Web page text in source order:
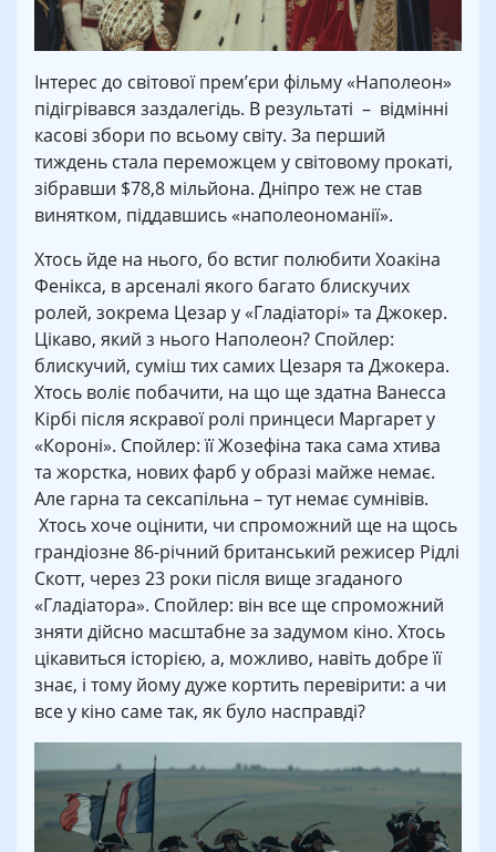
Інтерес до світової прем’єри фільму «Наполеон»
підігрівався заздалегідь. В результаті – відмінні
касові збори по всьому світу. За перший
тиждень стала переможцем у світовому прокаті,
зібравши $78,8 мільйона. Дніпро теж не став
винятком, піддавшись «наполеономанії».
Хтось йде на нього, бо встиг полюбити Хоакіна
Фенікса, в арсеналі якого багато блискучих
ролей, зокрема Цезар у «Гладіаторі» та Джокер.
Цікаво, який з нього Наполеон? Спойлер:
блискучий, суміш тих самих Цезаря та Джокера.
Хтось воліє побачити, на що ще здатна Ванесса
Кірбі після яскравої ролі принцеси Маргарет у
«Короні». Спойлер: її Жозефіна така сама хтива
та жорстка, нових фарб у образі майже немає.
Але гарна та сексапільна – тут немає сумнівів.
Хтось хоче оцінити, чи спроможний ще на щось
грандіозне 86-річний британський режисер Рідлі
Скотт, через 23 роки після вище згаданого
«Гладіатора». Спойлер: він все ще спроможний
зняти дійсно масштабне за задумом кіно. Хтось
цікавиться історією, а, можливо, навіть добре її
знає, і тому йому дуже кортить перевірити: а чи
все у кіно саме так, як було насправді?